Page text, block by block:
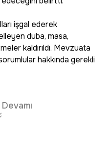
işgal ederek
duba, masa,
kaldırıldı. Mevzuata
hakkında gerekli